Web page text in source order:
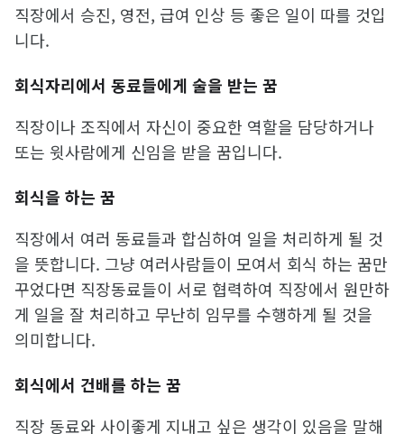
직장에서 승진, 영전, 급여 인상 등 좋은 일이 따를 것입
니다.
회식자리에서 동료들에게 술을 받는 꿈
직장이나 조직에서 자신이 중요한 역할을 담당하거나
또는 윗사람에게 신임을 받을 꿈입니다.
회식을 하는 꿈
직장에서 여러 동료들과 합심하여 일을 처리하게 될 것
을 뜻합니다. 그냥 여러사람들이 모여서 회식 하는 꿈만
꾸었다면 직장동료들이 서로 협력하여 직장에서 원만하
게 일을 잘 처리하고 무난히 임무를 수행하게 될 것을
의미합니다.
회식에서 건배를 하는 꿈
직장 동료와 사이좋게 지내고 싶은 생각이 있음을 말해